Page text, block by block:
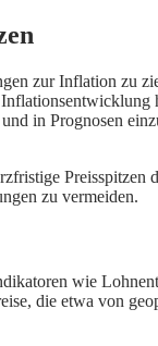
zur Inflation zu
in Prognosen
Preisspitzen
zu vermeiden.
wie
die etwa von